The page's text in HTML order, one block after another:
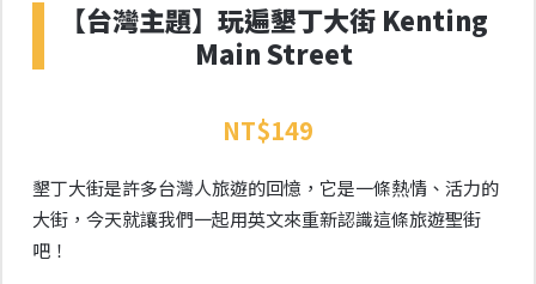
【台灣主題】玩遍墾丁大街 Kenting
Main Street
NT$149
墾丁大街是許多台灣人旅遊的回憶，它是一條熱情、活力的
大街，今天就讓我們一起用英文來重新認識這條旅遊聖街
吧！